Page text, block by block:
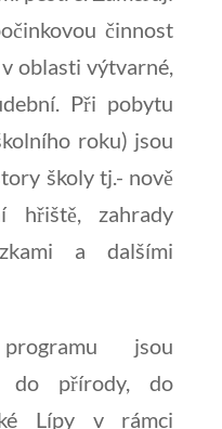
činnost
oblasti výtvarné,
Při pobytu
roku) jsou
školy tj.- nově
hřiště, zahrady
a dalšími
jsou
do přírody, do
Lípy v rámci